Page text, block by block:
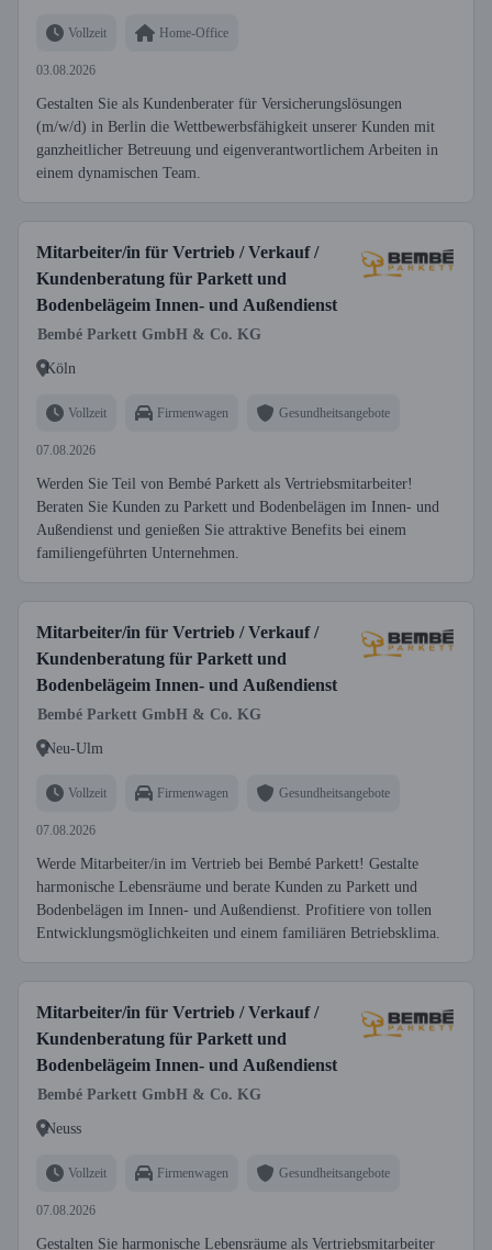
Vollzeit Home-Office
03.08.2026
Gestalten Sie als Kundenberater für Versicherungslösungen
(m/w/d) in Berlin die Wettbewerbsfähigkeit unserer Kunden mit
ganzheitlicher Betreuung und eigenverantwortlichem Arbeiten in
einem dynamischen Team.
Mitarbeiter/in für Vertrieb / Verkauf /
Kundenberatung für Parkett und
Bodenbelägeim Innen- und Außendienst
Bembé Parkett GmbH & Co. KG
Köln
Vollzeit Firmenwagen Gesundheitsangebote
07.08.2026
Werden Sie Teil von Bembé Parkett als Vertriebsmitarbeiter!
Beraten Sie Kunden zu Parkett und Bodenbelägen im Innen- und
Außendienst und genießen Sie attraktive Benefits bei einem
familiengeführten Unternehmen.
Mitarbeiter/in für Vertrieb / Verkauf /
Kundenberatung für Parkett und
Bodenbelägeim Innen- und Außendienst
Bembé Parkett GmbH & Co. KG
Neu-Ulm
Vollzeit Firmenwagen Gesundheitsangebote
07.08.2026
Werde Mitarbeiter/in im Vertrieb bei Bembé Parkett! Gestalte
harmonische Lebensräume und berate Kunden zu Parkett und
Bodenbelägen im Innen- und Außendienst. Profitiere von tollen
Entwicklungsmöglichkeiten und einem familiären Betriebsklima.
Mitarbeiter/in für Vertrieb / Verkauf /
Kundenberatung für Parkett und
Bodenbelägeim Innen- und Außendienst
Bembé Parkett GmbH & Co. KG
Neuss
Vollzeit Firmenwagen Gesundheitsangebote
07.08.2026
Gestalten Sie harmonische Lebensräume als Vertriebsmitarbeiter